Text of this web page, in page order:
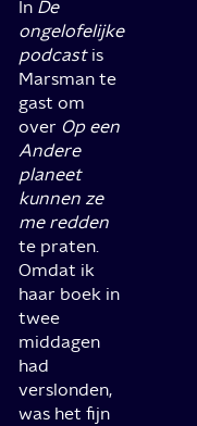
In De
ongelofelijke
podcastis
Marsman te
gast om
over Op een
Andere
planeet
kunnen ze
me redden
te praten.
Omdat ik
haar boek in
twee
middagen
had
verslonden,
was het fijn